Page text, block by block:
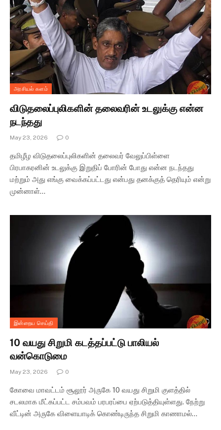
அரசியல் களம்
விடுதலைப்புலிகளின் தலைவரின் உடலுக்கு என்ன
நடந்தது
May 23, 2026 0
தமிழீழ விடுதலைப்புலிகளின் தலைவர் வேலுப்பிள்ளை
பிரபாகரனின் உடலுக்கு இறுதிப் போரின் போது என்ன நடந்தது
மற்றும் அது எங்கு வைக்கப்பட்டது என்பது தனக்குத் தெரியும் என்று
முன்னாள்…
இன்றைய செய்தி
10 வயது சிறுமி கடத்தப்பட்டு பாலியல்
வன்கொடுமை
May 23, 2026 0
கோவை மாவட்டம் சூலூர் அருகே 10 வயது சிறுமி குளத்தில்
சடலமாக மீட்கப்பட்ட சம்பவம் பரபரப்பை ஏற்படுத்தியுள்ளது. நேற்று
வீட்டின் அருகே விளையாடிக் கொண்டிருந்த சிறுமி காணாமல்…